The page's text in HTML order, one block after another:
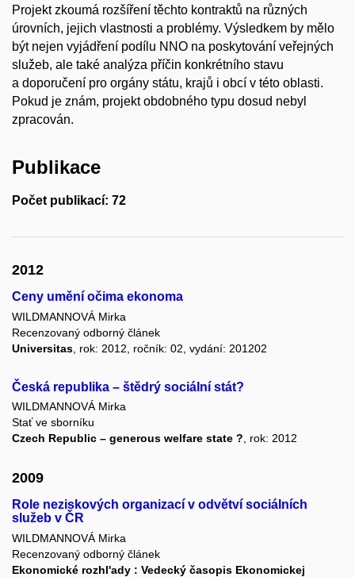
Projekt zkoumá rozšíření těchto kontraktů na různých
úrovních, jejich vlastnosti a problémy. Výsledkem by mělo
být nejen vyjádření podílu NNO na poskytování veřejných
služeb, ale také analýza příčin konkrétního stavu
a doporučení pro orgány státu, krajů i obcí v této oblasti.
Pokud je znám, projekt obdobného typu dosud nebyl
zpracován.
Publikace
Počet publikací: 72
2012
Ceny umění očima ekonoma
WILDMANNOVÁ Mirka
Recenzovaný odborný článek
Universitas , rok: 2012, ročník: 02, vydání: 201202
Česká republika – štědrý sociální stát?
WILDMANNOVÁ Mirka
Stať ve sborníku
Czech Republic – generous welfare state ? , rok: 2012
2009
Role neziskových organizací v odvětví sociálních
služeb v ČR
WILDMANNOVÁ Mirka
Recenzovaný odborný článek
Ekonomické rozhl'ady : Vedecký časopis Ekonomickej